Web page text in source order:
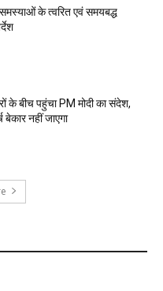
के त्वरित एवं समयबद्ध
के बीच पहुंचा PM मोदी का संदेश,
नहीं जाएगा